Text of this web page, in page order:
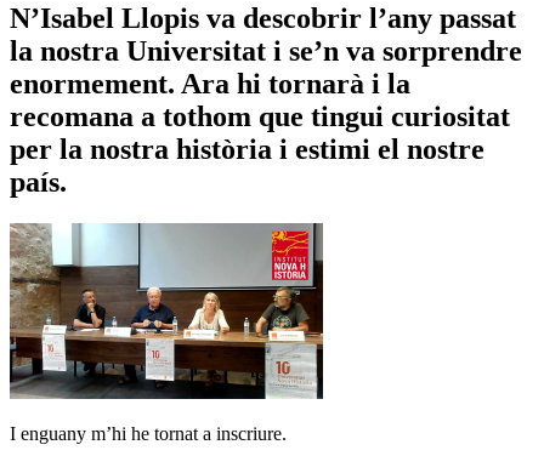
N’Isabel Llopis va descobrir l’any passat
la nostra Universitat i se’n va sorprendre
enormement. Ara hi tornarà i la
recomana a tothom que tingui curiositat
per la nostra història i estimi el nostre
país.
I enguany m’hi he tornat a inscriure.